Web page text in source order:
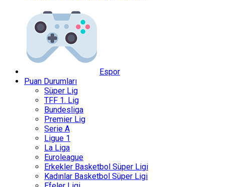
Espor
Puan Durumları
Süper Lig
TFF 1. Lig
Bundesliga
Premier Lig
Serie A
Ligue 1
La Liga
Euroleague
Erkekler Basketbol Süper Ligi
Kadınlar Basketbol Süper Ligi